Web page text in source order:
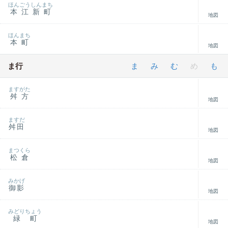
本江新町
ほんごうしんまち
地図
本町
ほんまち
地図
ま行 ま み む め も
舛方
ますがた
地図
舛田
ますだ
地図
松倉
まつくら
地図
御影
みかげ
地図
緑町
みどりちょう
地図